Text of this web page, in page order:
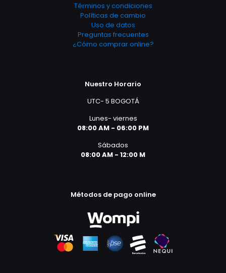
Términos y condiciones
Políticas de cambio
Uso de datos
Preguntas frecuentes
¿Cómo comprar online?
Nuestro Horario
UTC- 5 BOGOTÁ
Lunes- viernes
08:00 AM - 06:00 PM
Sábados
08:00 AM - 12:00 M
Métodos de pago online